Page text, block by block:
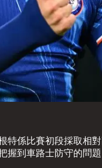
係比賽初段採取
到車路士防守的問題